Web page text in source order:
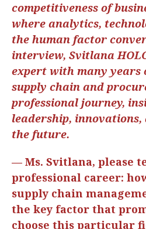
competitiveness of
where analytics,
the human factor
interview, Svitlana
expert with many years
supply chain and
professional journey,
leadership,
the future.
— Ms. Svitlana, please
professional career:
supply chain
the key factor that
choose this particular